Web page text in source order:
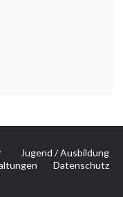
Jugend / Ausbildung
Datenschutz